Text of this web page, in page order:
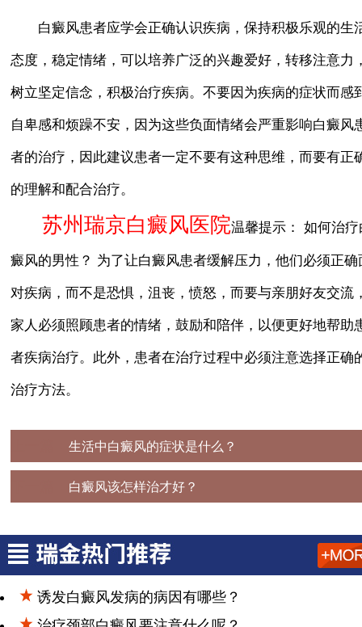
白癜风患者应学会正确认识疾病，保持积极乐观的生
态度，稳定情绪，可以培养广泛的兴趣爱好，转移注意力
树立坚定信念，积极治疗疾病。不要因为疾病的症状而感
自卑感和烦躁不安，因为这些负面情绪会严重影响白癜风
者的治疗，因此建议患者一定不要有这种思维，而要有正
的理解和配合治疗。
苏州瑞京白癜风医院温馨提示： 如何治疗
癜风的男性？ 为了让白癜风患者缓解压力，他们必须正确
对疾病，而不是恐惧，沮丧，愤怒，而要与亲朋好友交流
家人必须照顾患者的情绪，鼓励和陪伴，以便更好地帮助
者疾病治疗。此外，患者在治疗过程中必须注意选择正确
治疗方法。
生活中白癜风的症状是什么？​
白癜风该怎样治才好？
诱发白癜风发病的病因有哪些？